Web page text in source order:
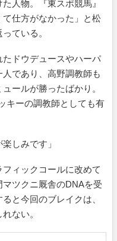
人物。『東スポ競馬』
仕方がなかった」と松
ている。
ドウデュースやハーパ
であり、高野調教師も
ールが勝ったばかり。
キーの調教師としても有
しみです」
ィックコールに改めて
ツクニ厩舎のDNAを受
と今回のブレイクは、
ない。